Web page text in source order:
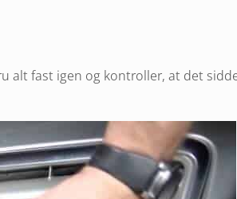
alt fast igen og kontroller, at det